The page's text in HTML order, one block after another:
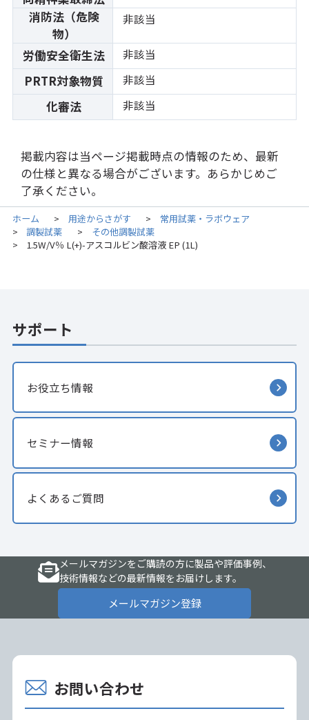
消防法（危険
物）
非該当
労働安全衛生法 非該当
PRTR対象物質 非該当
化審法 非該当
掲載内容は当ページ掲載時点の情報のため、最新
の仕様と異なる場合がございます。あらかじめご
了承ください。
ホーム > 用途からさがす > 常用試薬・ラボウェア
> 調製試薬 > その他調製試薬
> 1.5W/V％ L(+)-アスコルビン酸溶液 EP (1L)
サポート
お役立ち情報
セミナー情報
よくあるご質問
メールマガジンをご購読の方に製品や評価事例、
技術情報などの最新情報をお届けします。
メールマガジン登録
お問い合わせ